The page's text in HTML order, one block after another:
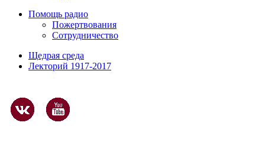
Помощь радио
Пожертвования
Сотрудничество
Щедрая среда
Лекторий 1917-2017